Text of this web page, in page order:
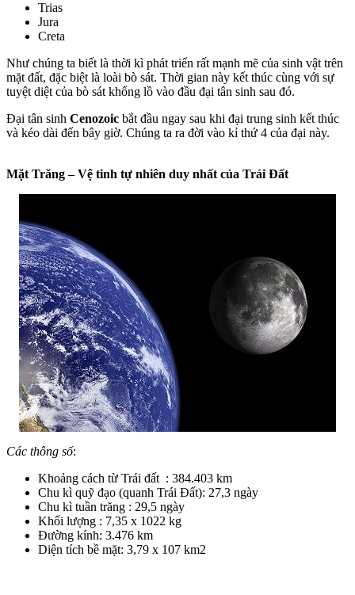
Trias
Jura
Creta
Như chúng ta biết là thời kì phát triển rất mạnh mẽ của sinh vật trên
mặt đất, đặc biệt là loài bò sát. Thời gian này kết thúc cùng với sự
tuyệt diệt của bò sát khổng lồ vào đầu đại tân sinh sau đó.
Đại tân sinh Cenozoic bắt đầu ngay sau khi đại trung sinh kết thúc
và kéo dài đến bây giờ. Chúng ta ra đời vào kỉ thứ 4 của đại này.
Mặt Trăng – Vệ tinh tự nhiên duy nhất của Trái Đất
Các thông số:
Khoảng cách từ Trái đất : 384.403 km
Chu kì quỹ đạo (quanh Trái Đất): 27,3 ngày
Chu kì tuần trăng : 29,5 ngày
Khối lượng : 7,35 x 10­22 kg
Đường kính: 3.476 km
Diện tích bề mặt: 3,79 x 107 ­km2